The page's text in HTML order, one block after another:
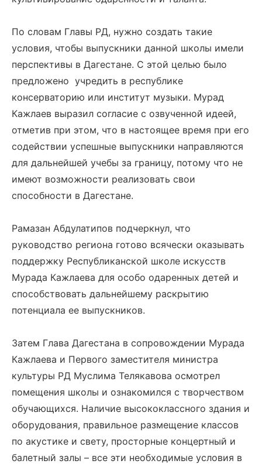
По словам Главы РД, нужно создать такие
условия, чтобы выпускники данной школы имели
перспективы в Дагестане. С этой целью было
предложено учредить в республике
консерваторию или институт музыки. Мурад
Кажлаев выразил согласие с озвученной идеей,
отметив при этом, что в настоящее время при его
содействии успешные выпускники направляются
для дальнейшей учебы за границу, потому что не
имеют возможности реализовать свои
способности в Дагестане.
Рамазан Абдулатипов подчеркнул, что
руководство региона готово всячески оказывать
поддержку Республиканской школе искусств
Мурада Кажлаева для особо одаренных детей и
способствовать дальнейшему раскрытию
потенциала ее выпускников.
Затем Глава Дагестана в сопровождении Мурада
Кажлаева и Первого заместителя министра
культуры РД Муслима Телякавова осмотрел
помещения школы и ознакомился с творчеством
обучающихся. Наличие высококлассного здания и
оборудования, правильное размещение классов
по акустике и свету, просторные концертный и
балетный залы – все эти необходимые условия в